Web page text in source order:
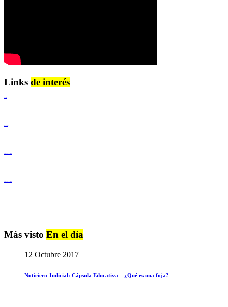
Links de interés
Más visto En el día
12 Octubre 2017
Noticiero Judicial: Cápsula Educativa – ¿Qué es una foja?